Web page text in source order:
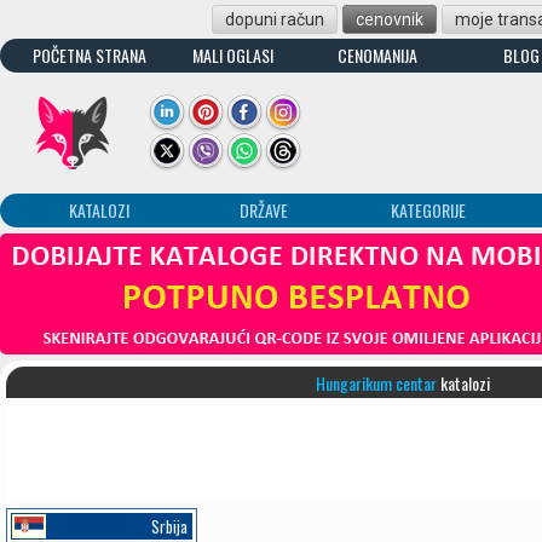
dopuni račun cenovnik moje
POČETNA STRANA MALI OGLASI CENOMANIJA BLOG
KATALOZI DRŽAVE KATEGORIJE
Hungarikum centarkatalozi
Srbija